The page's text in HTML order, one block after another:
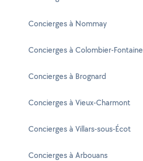
Concierges à Nommay
Concierges à Colombier-Fontaine
Concierges à Brognard
Concierges à Vieux-Charmont
Concierges à Villars-sous-Écot
Concierges à Arbouans